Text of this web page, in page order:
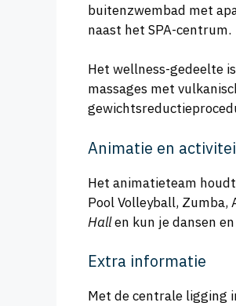
buitenzwembad met
naast het SPA-centrum.
Het wellness-gedeelte
massages met
Animatie en
Het animatieteam
Pool Volleyball,
Hallen kun je dansen en
Extra informatie
Met de centrale ligging